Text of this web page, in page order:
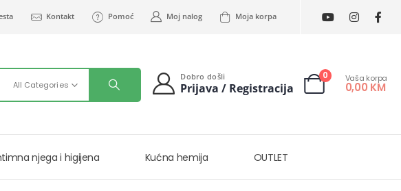
Kontakt Pomoć Moj nalog Moja korpa
All Categories
Dobro došli
Prijava / Registracija
0 Vaša korpa
0,00 KM
njega i higijena Kućna hemija OUTLET